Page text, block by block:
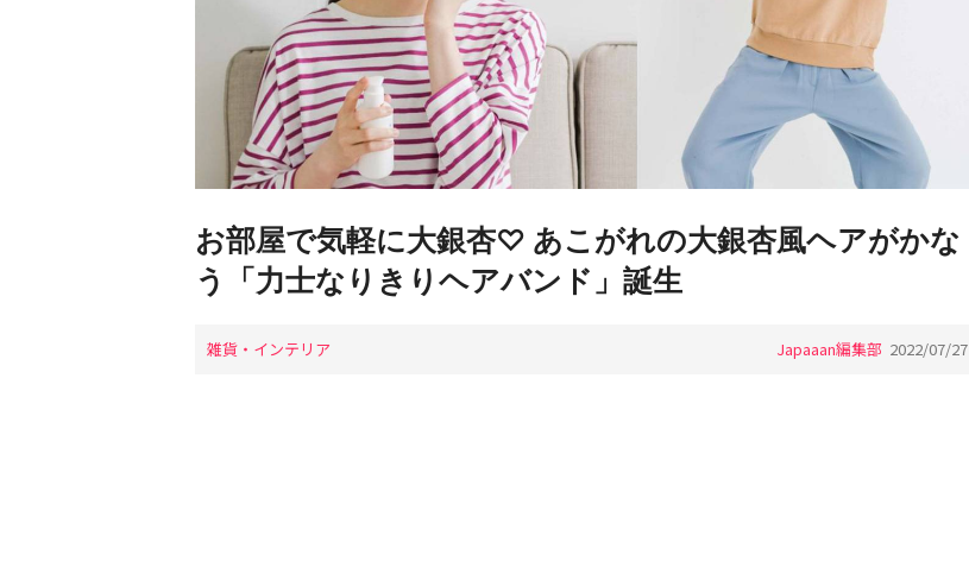
お部屋で気軽に大銀杏♡ あこがれの大銀杏風ヘアがかな
う「力士なりきりヘアバンド」誕生
雑貨・インテリア Japaaan編集部 2022/07/27